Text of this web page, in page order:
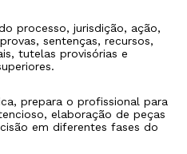
processo, jurisdição, ação,
sentenças, recursos,
tutelas provisórias e
prepara o profissional para
elaboração de peças
em diferentes fases do